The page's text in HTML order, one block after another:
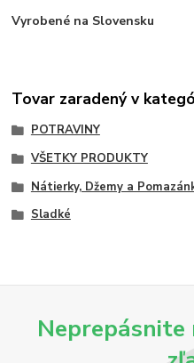
Vyrobené na Slovensku
Tovar zaradený v
POTRAVINY
VŠETKY PRODUKTY
Nátierky, Džemy a
Sladké
Neprepásnite